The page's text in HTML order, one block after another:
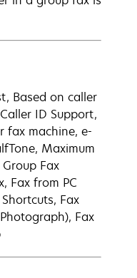
Based on caller
ID Support,
fax machine, e-
Maximum
Fax
Fax from PC
Fax
Fax